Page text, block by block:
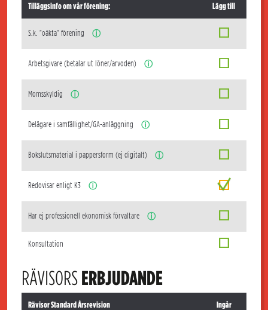
Tilläggsinfo om vår förening: Lägg till
S.k. "oäkta" förening ⓘ
Arbetsgivare (betalar ut löner/arvoden) ⓘ
Momsskyldig ⓘ
Delägare i samfällighet/GA-anläggning ⓘ
Bokslutsmaterial i pappersform (ej digitalt) ⓘ
Redovisar enligt K3 ⓘ
Har ej professionell ekonomisk förvaltare ⓘ
Konsultation
RÄVISORSERBJUDANDE
Rävisor Standard Årsrevision Ingår